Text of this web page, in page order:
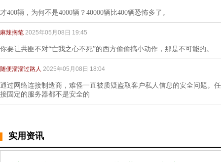
才400辆，为何不是4000辆？40000辆比400辆恐怖多了。
麻辣搁笔 2025年05月08日 19:45
你要让共匪不对“亡我之心不死”的西方偷偷搞小动作，那是不可能的。
随便溜溜过路人 2025年05月08日 18:04
通过网络连接制造商，难怪一直被质疑盗取客户私人信息的安全问题。
接固定的服务器都不是安全的
实用资讯